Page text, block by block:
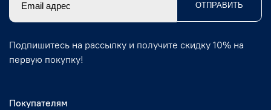
Покупателям
ОТПРАВИТЬ
Подпишитесь на рассылку и получите скидку 10% на
первую покупку!